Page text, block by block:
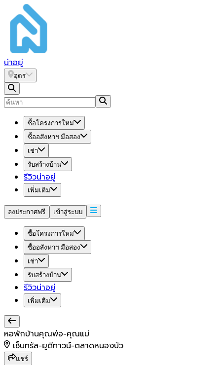
น่าอยู่
อุดร
ซื้อโครงการใหม่
ซื้ออสังหาฯ มือสอง
เช่า
รับสร้างบ้าน
รีวิวน่าอยู่
เพิ่มเติม
ลงประกาศฟรี เข้าสู่ระบบ
ซื้อโครงการใหม่
ซื้ออสังหาฯ มือสอง
เช่า
รับสร้างบ้าน
รีวิวน่าอยู่
เพิ่มเติม
หอพักบ้านคุณพ่อ-คุณแม่
เซ็นทรัล-ยูดีทาวน์-ตลาดหนองบัว
แชร์